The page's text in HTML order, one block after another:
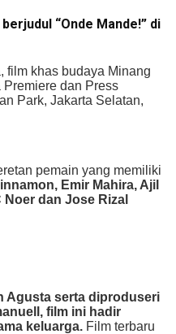
“Onde Mande!” di
film khas budaya Minang
Premiere dan Press
Park, Jakarta Selatan,
pemain yang memiliki
Emir Mahira, Ajil
dan Jose Rizal
Agusta serta diproduseri
film ini hadir
keluarga. Film terbaru